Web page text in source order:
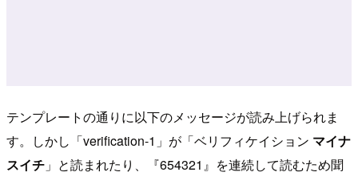
テンプレートの通りに以下のメッセージが読み上げられま
す。しかし「verification-1」が「ベリフィケイション マイナ
スイチ 」と読まれたり、『654321』を連続して読むため聞